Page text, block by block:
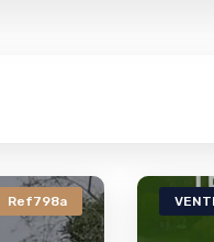
Ref798a